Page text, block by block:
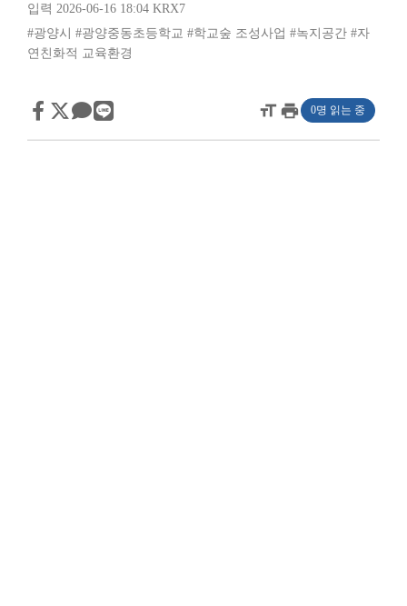
입력 2026-06-16 18:04 KRX7
#광양시
#광양중동초등학교 #학교숲 조성사업 #녹지공간 #자
연친화적 교육환경
format_sizeprint 0명 읽는 중